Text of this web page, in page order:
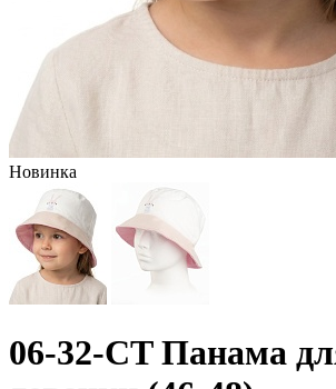
Новинка
06-32-CT Панама